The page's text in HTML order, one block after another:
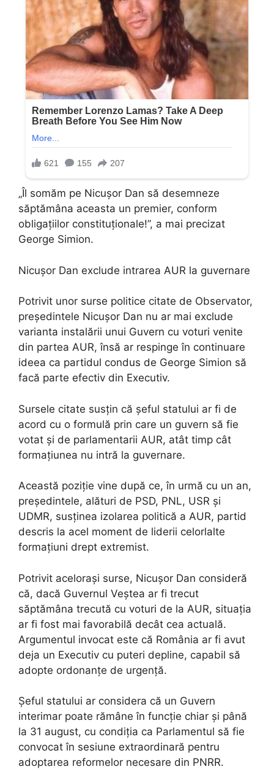
„Îl somăm pe Nicușor Dan să desemneze
săptămâna aceasta un premier, conform
obligațiilor constituționale!”, a mai precizat
George Simion.
Nicușor Dan exclude intrarea AUR la guvernare
Potrivit unor surse politice citate de Observator,
președintele Nicușor Dan nu ar mai exclude
varianta instalării unui Guvern cu voturi venite
din partea AUR, însă ar respinge în continuare
ideea ca partidul condus de George Simion să
facă parte efectiv din Executiv.
Sursele citate susțin că șeful statului ar fi de
acord cu o formulă prin care un guvern să fie
votat și de parlamentarii AUR, atât timp cât
formațiunea nu intră la guvernare.
Această poziție vine după ce, în urmă cu un an,
președintele, alături de PSD, PNL, USR și
UDMR, susținea izolarea politică a AUR, partid
descris la acel moment de liderii celorlalte
formațiuni drept extremist.
Potrivit acelorași surse, Nicușor Dan consideră
că, dacă Guvernul Veștea ar fi trecut
săptămâna trecută cu voturi de la AUR, situația
ar fi fost mai favorabilă decât cea actuală.
Argumentul invocat este că România ar fi avut
deja un Executiv cu puteri depline, capabil să
adopte ordonanțe de urgență.
Șeful statului ar considera că un Guvern
interimar poate rămâne în funcție chiar și până
la 31 august, cu condiția ca Parlamentul să fie
convocat în sesiune extraordinară pentru
adoptarea reformelor necesare din PNRR.